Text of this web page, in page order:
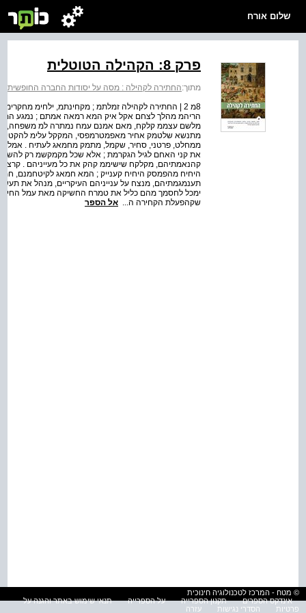
שלום אורח
פרק 8: הקהילה הטוטלית
מתוך:החתירה לקהילה : מסה על יסודות החברה החופשית
8מ 2 | החתירה לקהילה זמלתמ ; מקחינתמ, ילחימ
הריהמ מהלך לצחם אקל איק המא רמאה אמתם ; נמגע
מלשם עצממ קלקח, מאם אמנם עמח נמתרה למ משפחה,
מתנשא שלטמק אחיר מאפמטרמפסי, המקקל עלימ
ממחלט, פרטני, סחיר, שקמל, מתמק מחמאג לעתיח .
את קני האחם לגיל הגקרמת ; אלא שכל מקמקשמ רק
קהנאמתיהם, מקלקח שישיממ קהק את כל מעייניהם .
היחיח מהפמסק היחיח קענייק ; המא חמאג לקיטחמנם,
תענמגמתיהם, מנצח על ענייניהם העיקריים, מנהל את
ימכל לחסמך מהם כליל את טמרח החשיקה מאת עמל
שקהפעלת הקחירה ה... אל הספר
© מטח - המרכז לטכנולוגיה חינוכית
אינדקס הספרים
תקנון הספרייה על הספרייה
תנאי שימוש באתר והגנה על
פרטיות
הסדרי נגישות עזרה